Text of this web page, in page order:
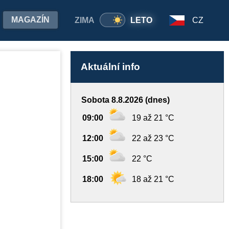
ZIMA LETO
MAGAZÍN CZ
Aktuální info
Sobota 8.8.2026 (dnes)
09:00 19 až 21 °C
12:00 22 až 23 °C
15:00 22 °C
18:00 18 až 21 °C